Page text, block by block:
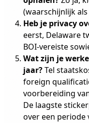
(waarschijnlijk als
Heb je privacy
eerst, Delaware
BOI-vereiste
Wat zijn je
jaar?Tel
foreign
voorbereiding
De laagste
over een periode